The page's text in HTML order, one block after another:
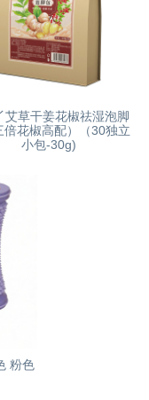
艾草干姜花椒祛湿泡脚
倍花椒高配）（30独立
小包-30g)
粉色